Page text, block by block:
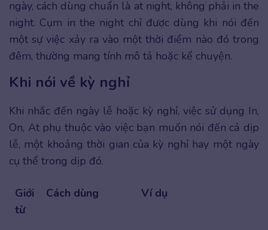
ngày, cách dùng chuẩn là at night, không phải in the
night. Cụm in the night chỉ được dùng khi nói đến
một sự việc xảy ra vào một thời điểm nào đó trong
đêm, thường mang tính mô tả hoặc kể chuyện.
Khi nói về kỳ nghỉ
Khi nhắc đến ngày lễ hoặc kỳ nghỉ, việc sử dụng In,
On, At phụ thuộc vào việc bạn muốn nói đến cả dịp
lễ, một khoảng thời gian của kỳ nghỉ hay một ngày
cụ thể trong dịp đó.
Giới
từ
Cách dùng Ví dụ